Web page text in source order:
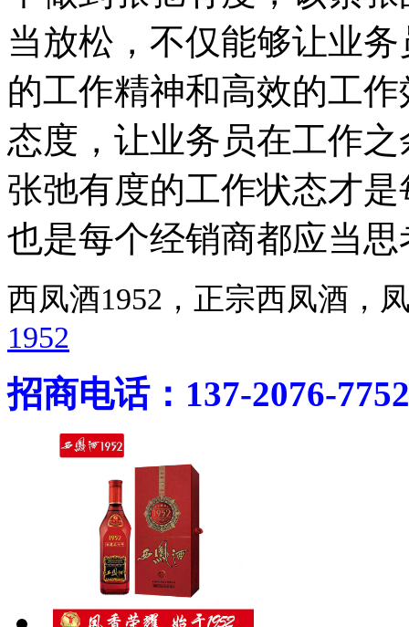
当放松，不仅能够让业
的工作精神和高效的工
态度，让业务员在工作
张弛有度的工作状态才
也是每个经销商都应当
西凤酒1952，正宗西凤酒
1952
招商电话：137-2076-7752